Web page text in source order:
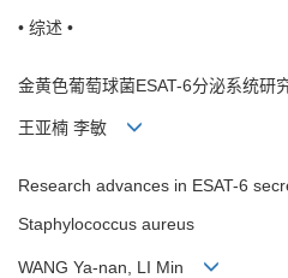
• 综述 •
金黄色葡萄球菌ESAT-6分泌系统研
王亚楠 李敏
Research advances in ESAT-6
Staphylococcus aureus
WANG Ya-nan, LI Min